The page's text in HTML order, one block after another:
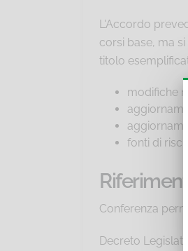
L'Accordo
corsi base, ma
titolo
modifiche
fonti di
Conferenza
Decreto